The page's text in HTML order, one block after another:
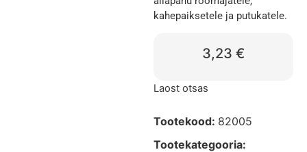
kahepaiksetele ja putukatele.
3,23 €
Laost otsas
Tootekood: 82005
Tootekategooria: